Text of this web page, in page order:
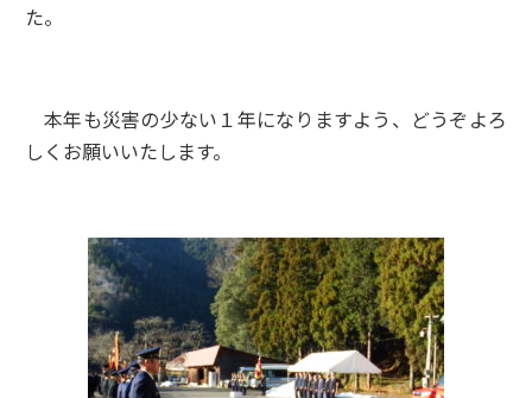
た。
本年も災害の少ない１年になりますよう、どうぞよろ
しくお願いいたします。